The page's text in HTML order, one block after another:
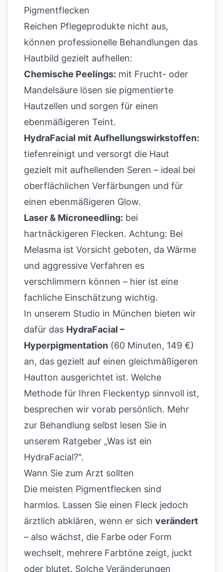
Pigmentflecken
Reichen Pflegeprodukte nicht aus,
können professionelle Behandlungen das
Hautbild gezielt aufhellen:
Chemische Peelings: mit Frucht- oder
Mandelsäure lösen sie pigmentierte
Hautzellen und sorgen für einen
ebenmäßigeren Teint.
HydraFacial mit Aufhellungswirkstoffen:
tiefenreinigt und versorgt die Haut
gezielt mit aufhellenden Seren – ideal bei
oberflächlichen Verfärbungen und für
einen ebenmäßigeren Glow.
Laser & Microneedling: bei
hartnäckigeren Flecken. Achtung: Bei
Melasma ist Vorsicht geboten, da Wärme
und aggressive Verfahren es
verschlimmern können – hier ist eine
fachliche Einschätzung wichtig.
In unserem Studio in München bieten wir
dafür das HydraFacial –
Hyperpigmentation (60 Minuten, 149 €)
an, das gezielt auf einen gleichmäßigeren
Hautton ausgerichtet ist. Welche
Methode für Ihren Fleckentyp sinnvoll ist,
besprechen wir vorab persönlich. Mehr
zur Behandlung selbst lesen Sie in
unserem Ratgeber „Was ist ein
HydraFacial?".
Wann Sie zum Arzt sollten
Die meisten Pigmentflecken sind
harmlos. Lassen Sie einen Fleck jedoch
ärztlich abklären, wenn er sich verändert
– also wächst, die Farbe oder Form
wechselt, mehrere Farbtöne zeigt, juckt
oder blutet. Solche Veränderungen